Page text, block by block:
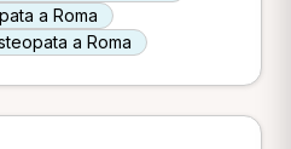
a Roma
a Roma